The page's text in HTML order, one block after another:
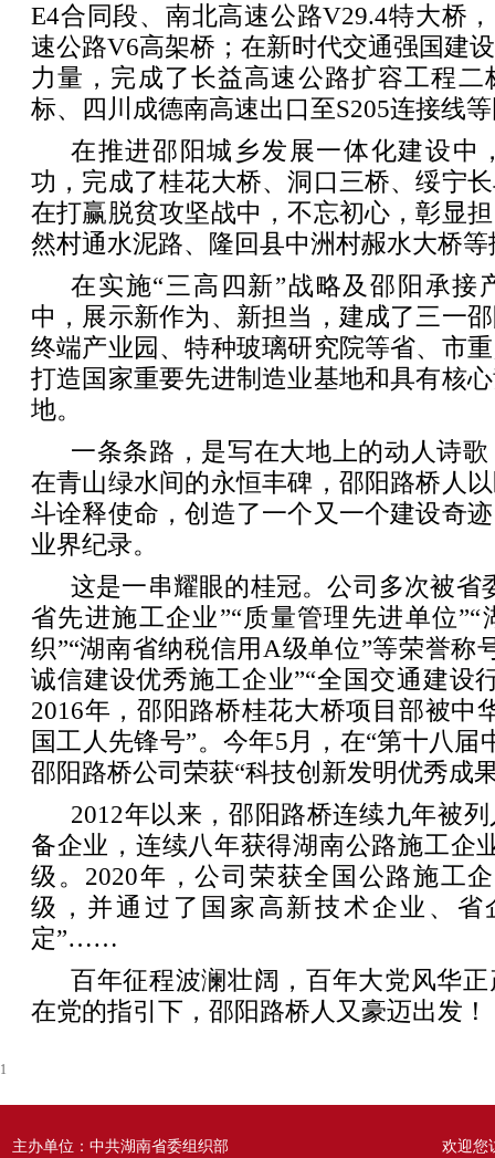
E4合同段、南北高速公路V29.4特大桥
速公路V6高架桥；在新时代交通强国建
力量，完成了长益高速公路扩容工程
标、四川成德南高速出口至S205连接线
在推进邵阳城乡发展一体化建设中
功，完成了桂花大桥、洞口三桥、绥宁
在打赢脱贫攻坚战中，不忘初心，彰显
然村通水泥路、隆回县中洲村赧水大桥
在实施“三高四新”战略及邵阳承接
中，展示新作为、新担当，建成了三一
终端产业园、特种玻璃研究院等省、市
打造国家重要先进制造业基地和具有核
地。
一条条路，是写在大地上的动人诗
在青山绿水间的永恒丰碑，邵阳路桥人
斗诠释使命，创造了一个又一个建设奇
业界纪录。
这是一串耀眼的桂冠。公司多次被省
省先进施工企业”“质量管理先进单位
织”“湖南省纳税信用A级单位”等荣誉称
诚信建设优秀施工企业”“全国交通建设
2016年，邵阳路桥桂花大桥项目部被中
国工人先锋号”。今年5月，在“第十八届
邵阳路桥公司荣获“科技创新发明优秀成
2012年以来，邵阳路桥连续九年被
备企业，连续八年获得湖南公路施工企
级。2020年，公司荣获全国公路施工
级，并通过了国家高新技术企业、省
定”……
百年征程波澜壮阔，百年大党风华
在党的指引下，邵阳路桥人又豪迈出发！
1
主办单位：中共湖南省委组织部 欢迎您